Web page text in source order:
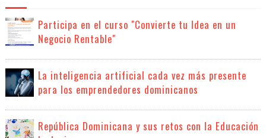
Participa en el curso "Convierte tu Idea en un
Negocio Rentable"
La inteligencia artificial cada vez más presente
para los emprendedores dominicanos
República Dominicana y sus retos con la Educación